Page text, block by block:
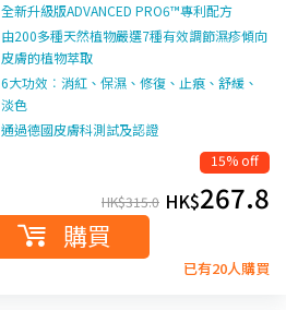
全新升級版ADVANCED PRO6™專利配方
由200多種天然植物嚴選7種有效調節濕疹傾向
皮膚的植物萃取
6大功效︰消紅、保濕、修復、止痕、舒緩、
淡色
通過德國皮膚科測試及認證
15% off
HK$315.0 HK$267.8
購買
已有20人購買